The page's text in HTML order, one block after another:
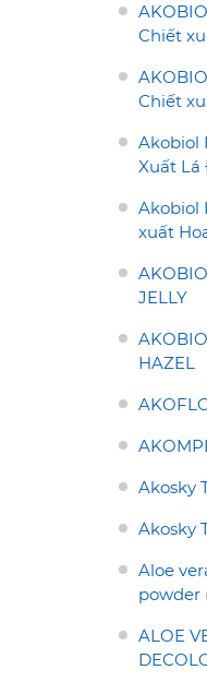
Chiết
Chiết
Akobiol
Xuất
Akobiol
xuất
JELLY
HAZEL
Akosky
Akosky
Aloe
powder
ALOE